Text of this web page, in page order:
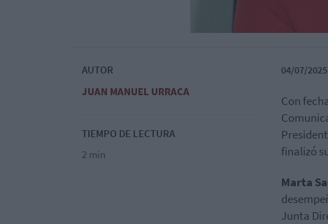
AUTOR
JUAN MANUEL URRACA
TIEMPO DE LECTURA
2 min
04/07/
Con
finalizó
Marta
Junta